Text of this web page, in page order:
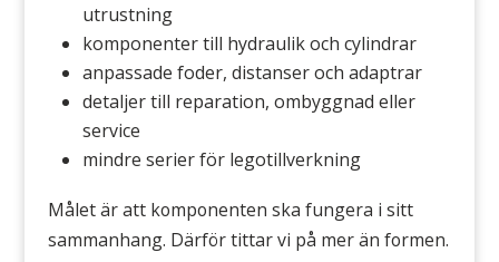
utrustning
komponenter till hydraulik och cylindrar
anpassade foder, distanser och adaptrar
detaljer till reparation, ombyggnad eller
service
mindre serier för legotillverkning
Målet är att komponenten ska fungera i sitt
sammanhang. Därför tittar vi på mer än formen.